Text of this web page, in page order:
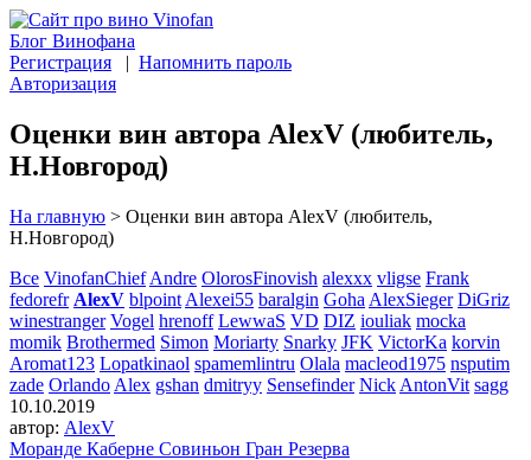
Блог Винофана
Регистрация | Напомнить пароль
Авторизация
Оценки вин автора AlexV (любитель,
Н.Новгород)
На главную > Оценки вин автора AlexV (любитель,
Н.Новгород)
Все VinofanChief Andre OlorosFinovish alexxx vligse Frank
fedorefr AlexV blpoint Alexei55 baralgin Goha AlexSieger DiGriz
winestranger Vogel hrenoff LewwaS VD DIZ iouliak mocka
momik Brothermed Simon Moriarty Snarky JFK VictorKa korvin
Aromat123 Lopatkinaol spamemlintru Olala macleod1975 nsputim
zade Orlando Alex gshan dmitryy Sensefinder Nick AntonVit sagg
10.10.2019
автор: AlexV
Моранде Каберне Совиньон Гран Резерва